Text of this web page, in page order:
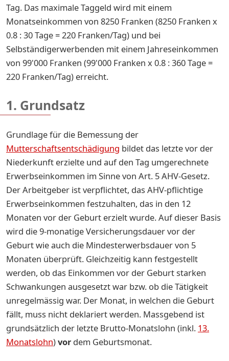
Tag. Das maximale Taggeld wird mit einem
Monatseinkommen von 8250 Franken (8250 Franken x
0.8 : 30 Tage = 220 Franken/Tag) und bei
Selbständigerwerbenden mit einem Jahreseinkommen
von 99'000 Franken (99'000 Franken x 0.8 : 360 Tage =
220 Franken/Tag) erreicht.
1. Grundsatz
Grundlage für die Bemessung der
Mutterschaftsentschädigung bildet das letzte vor der
Niederkunft erzielte und auf den Tag umgerechnete
Erwerbseinkommen im Sinne von Art. 5 AHV-Gesetz.
Der Arbeitgeber ist verpflichtet, das AHV-pflichtige
Erwerbseinkommen festzuhalten, das in den 12
Monaten vor der Geburt erzielt wurde. Auf dieser Basis
wird die 9-monatige Versicherungsdauer vor der
Geburt wie auch die Mindesterwerbsdauer von 5
Monaten überprüft. Gleichzeitig kann festgestellt
werden, ob das Einkommen vor der Geburt starken
Schwankungen ausgesetzt war bzw. ob die Tätigkeit
unregelmässig war. Der Monat, in welchen die Geburt
fällt, muss nicht deklariert werden. Massgebend ist
grundsätzlich der letzte Brutto-Monatslohn (inkl. 13.
Monatslohn)vor dem Geburtsmonat.